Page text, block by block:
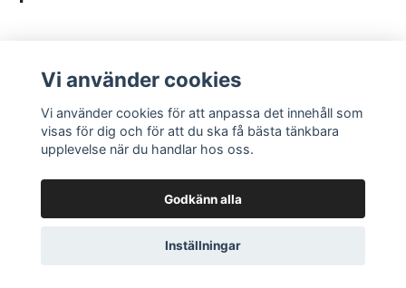
LÄS MER
Köpvillkor
Kontakt
© 2026 Alltomboule
Vi använder cookies
Vi använder cookies för att anpassa det innehåll som
visas för dig och för att du ska få bästa tänkbara
upplevelse när du handlar hos oss.
Godkänn alla
Inställningar